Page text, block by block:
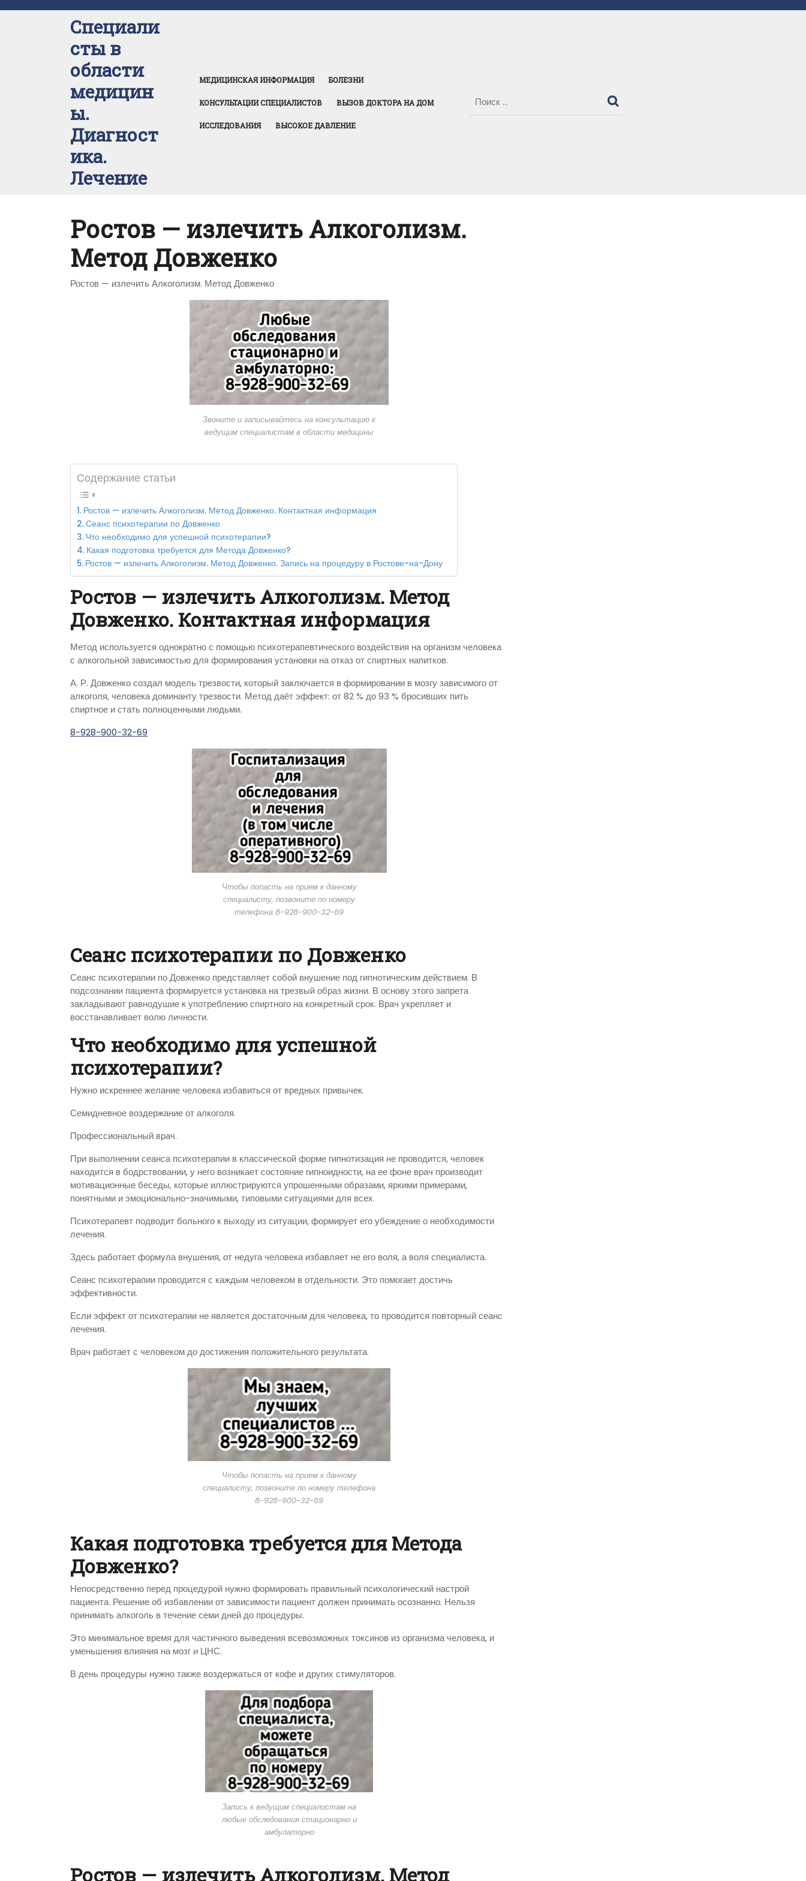
Специали
сты в
области
медицин
ы.
Диагност
ика.
Лечение
МЕДИЦИНСКАЯ ИНФОРМАЦИЯ БОЛЕЗНИ
КОНСУЛЬТАЦИИ СПЕЦИАЛИСТОВ ВЫЗОВ ДОКТОРА НА ДОМ
ИССЛЕДОВАНИЯ ВЫСОКОЕ ДАВЛЕНИЕ
Ростов — излечить Алкоголизм.
Метод Довженко
Ростов — излечить Алкоголизм. Метод Довженко
Звоните и записывайтесь на консультацию к
ведущим специалистам в области медицины
Содержание статьи
Ростов — излечить Алкоголизм. Метод Довженко. Контактная информация
Сеанс психотерапии по Довженко
Что необходимо для успешной психотерапии?
Какая подготовка требуется для Метода Довженко?
Ростов — излечить Алкоголизм. Метод Довженко. Запись на процедуру в Ростове-на-Дону
Ростов — излечить Алкоголизм. Метод
Довженко. Контактная информация
Метод используется однократно с помощью психотерапевтического воздействия на организм человека
с алкогольной зависимостью для формирования установки на отказ от спиртных напитков.
А. Р. Довженко создал модель трезвости, который заключается в формировании в мозгу зависимого от
алкоголя, человека доминанту трезвости. Метод даёт эффект: от 82 % до 93 % бросивших пить
спиртное и стать полноценными людьми.
8-928-900-32-69
Чтобы попасть на прием к данному
специалисту, позвоните по номеру
телефона 8-928-900-32-69
Сеанс психотерапии по Довженко
Сеанс психотерапии по Довженко представляет собой внушение под гипнотическим действием. В
подсознании пациента формируется установка на трезвый образ жизни. В основу этого запрета
закладывают равнодушие к употреблению спиртного на конкретный срок. Врач укрепляет и
восстанавливает волю личности.
Что необходимо для успешной
психотерапии?
Нужно искреннее желание человека избавиться от вредных привычек.
Семидневное воздержание от алкоголя.
Профессиональный врач.
При выполнении сеанса психотерапии в классической форме гипнотизация не проводится, человек
находится в бодрствовании, у него возникает состояние гипноидности, на ее фоне врач производит
мотивационные беседы, которые ил­лю­стри­руются упрошенными образами, яркими при­мерами,
понятными и эмоционально-значимыми, типовыми ситуациями для всех.
Психотерапевт подводит больного к выходу из ситуации, формирует его убеждение о необходимости
лечения.
Здесь работает формула внушения, от недуга человека из­ба­вляет не его воля, а воля специалиста.
Сеанс психотерапии проводится с каждым человеком в отдельности. Это помогает достичь
эффективности.
Если эффект от психотерапии не является достаточным для человека, то проводится повторный сеанс
лечения.
Врач работает с человеком до достижения положительного результата.
Чтобы попасть на прием к данному
специалисту, позвоните по номеру телефона
8-928-900-32-69
Какая подготовка требуется для Метода
Довженко?
Непосредственно перед процедурой нужно формировать правильный психологический настрой
пациента. Решение об избавлении от зависимости пациент должен принимать осознанно. Нельзя
принимать алкоголь в течение семи дней до процедуры.
Это минимальное время для частичного выведения всевозможных токсинов из организма человека, и
уменьшения влияния на мозг и ЦНС.
В день процедуры нужно также воздержаться от кофе и других стимуляторов.
Запись к ведущим специалистам на
любые обследования стационарно и
амбулаторно
Ростов — излечить Алкоголизм. Метод